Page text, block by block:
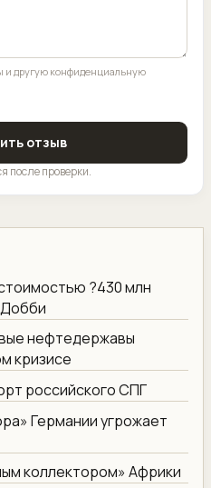
и другую конфиденциальную
отзыв
после проверки.
?430 млн
нефтедержавы
кризисе
российского СПГ
Германии угрожает
коллектором» Африки